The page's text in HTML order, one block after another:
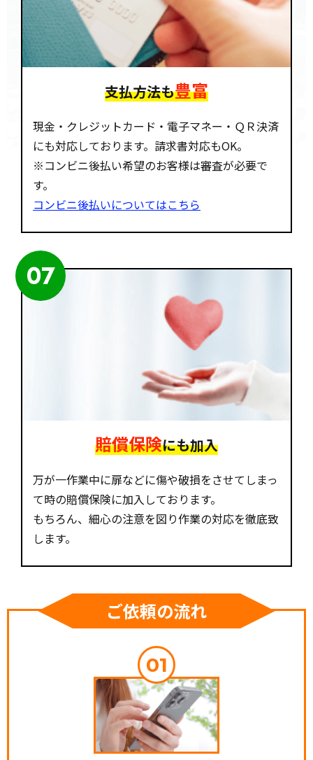
支払方法も豊富
現金・クレジットカード・電子マネー・ＱＲ決済
にも対応しております。請求書対応もOK。
※コンビニ後払い希望のお客様は審査が必要で
す。
コンビニ後払いについてはこちら
07
賠償保険にも加入
万が一作業中に扉などに傷や破損をさせてしまっ
て時の賠償保険に加入しております。
もちろん、細心の注意を図り作業の対応を徹底致
します。
ご依頼の流れ
01